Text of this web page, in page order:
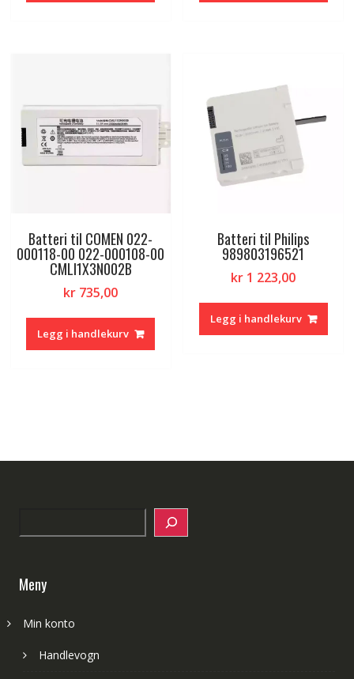
Batteri til COMEN 022-
000118-00 022-000108-00
CMLI1X3N002B
kr 735,00
Legg i handlekurv
Batteri til Philips
989803196521
kr 1 223,00
Legg i handlekurv
Meny
Min konto
Handlevogn